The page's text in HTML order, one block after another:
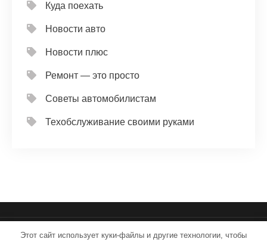
Куда поехать
Новости авто
Новости плюс
Ремонт — это просто
Советы автомобилистам
Техобслуживание своими руками
iron-service.ru - Работает на WordPress
Этот сайт использует куки-файлы и другие технологии, чтобы